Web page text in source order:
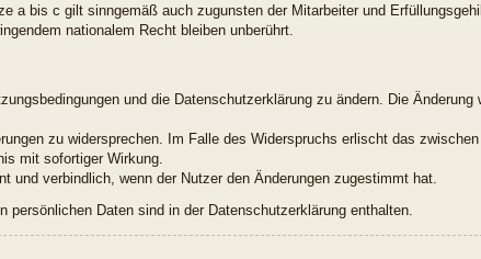
a bis c gilt sinngemäß auch zugunsten der Mitarbeiter und
nationalem Recht bleiben unberührt.
und die Datenschutzerklärung zu ändern. Die Änderung
zu widersprechen. Im Falle des Widerspruchs erlischt das
mit sofortiger Wirkung.
und verbindlich, wenn der Nutzer den Änderungen zugestimmt hat.
persönlichen Daten sind in der Datenschutzerklärung enthalten.